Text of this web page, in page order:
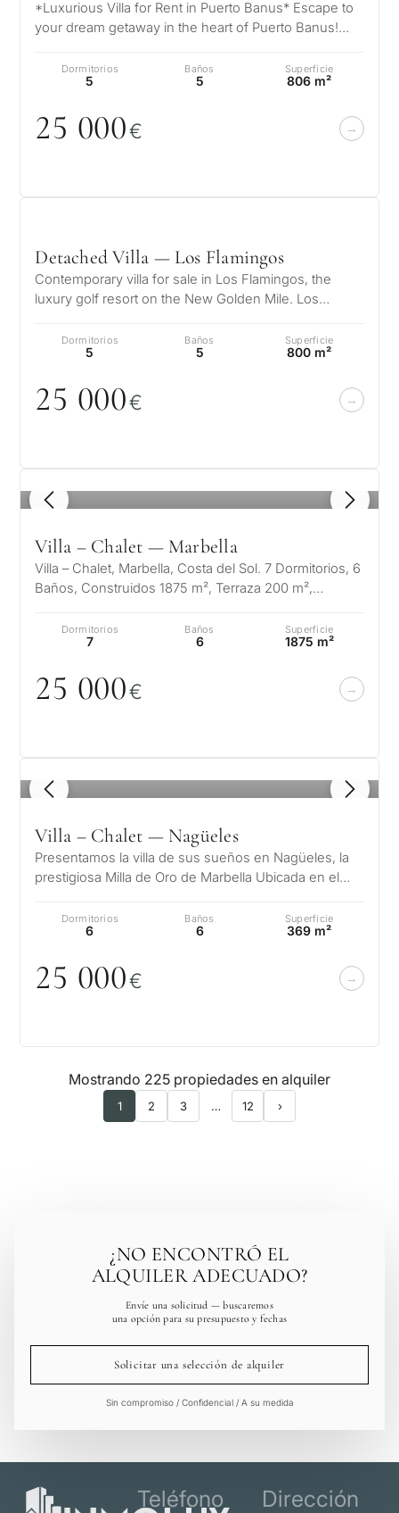
*Luxurious Villa for Rent in Puerto Banus* Escape to
your dream getaway in the heart of Puerto Banus!
Dormitorios
5
Baños
5
Superficie
806 m²
25 000€
Detached Villa — Los Flamingos
Contemporary villa for sale in Los Flamingos, the
luxury golf resort on the New Golden Mile. Los
Dormitorios
5
Baños
5
Superficie
800 m²
25 000€
1 / 8
Villa – Chalet — Marbella
Villa – Chalet, Marbella, Costa del Sol. 7 Dormitorios, 6
Baños, Construidos 1875 m², Terraza 200 m²,
Dormitorios
7
Baños
6
Superficie
1875 m²
25 000€
1 / 8
Villa – Chalet — Nagüeles
Presentamos la villa de sus sueños en Nagüeles, la
prestigiosa Milla de Oro de Marbella Ubicada en el
Dormitorios
6
Baños
6
Superficie
369 m²
25 000€
Mostrando 225 propiedades en alquiler
1 2 3 … 12 ›
¿NO ENCONTRÓ EL
ALQUILER ADECUADO?
Envíe una solicitud — buscaremos
una opción para su presupuesto y fechas
Solicitar una selección de alquiler
Sin compromiso / Confidencial / A su medida
Teléfono Dirección